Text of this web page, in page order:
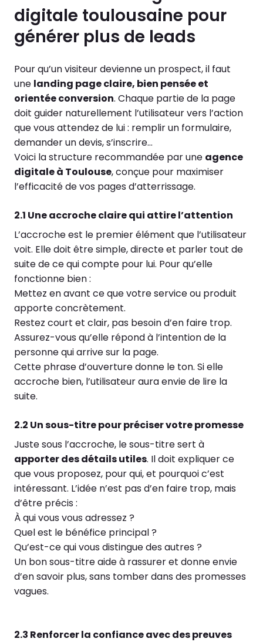
digitale toulousaine pour
générer plus de leads
Pour qu’un visiteur devienne un prospect, il faut
une landing page claire, bien pensée et
orientée conversion. Chaque partie de la page
doit guider naturellement l’utilisateur vers l’action
que vous attendez de lui : remplir un formulaire,
demander un devis, s’inscrire…
Voici la structure recommandée par une agence
digitale à Toulouse, conçue pour maximiser
l’efficacité de vos pages d’atterrissage.
2.1 Une accroche claire qui attire l’attention
L’accroche est le premier élément que l’utilisateur
voit. Elle doit être simple, directe et parler tout de
suite de ce qui compte pour lui. Pour qu’elle
fonctionne bien :
Mettez en avant ce que votre service ou produit
apporte concrètement.
Restez court et clair, pas besoin d’en faire trop.
Assurez-vous qu’elle répond à l’intention de la
personne qui arrive sur la page.
Cette phrase d’ouverture donne le ton. Si elle
accroche bien, l’utilisateur aura envie de lire la
suite.
2.2 Un sous-titre pour préciser votre promesse
Juste sous l’accroche, le sous-titre sert à
apporter des détails utiles. Il doit expliquer ce
que vous proposez, pour qui, et pourquoi c’est
intéressant. L’idée n’est pas d’en faire trop, mais
d’être précis :
À qui vous vous adressez ?
Quel est le bénéfice principal ?
Qu’est-ce qui vous distingue des autres ?
Un bon sous-titre aide à rassurer et donne envie
d’en savoir plus, sans tomber dans des promesses
vagues.
2.3 Renforcer la confiance avec des preuves